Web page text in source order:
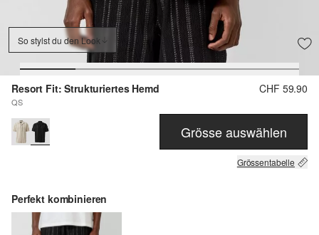
So stylst du den Look
Resort Fit: Strukturiertes Hemd
QS
CHF 59.90
Grösse auswählen
Grössentabelle
Perfekt kombinieren